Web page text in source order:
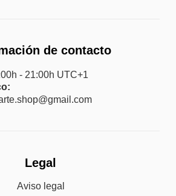
de contacto
- 21:00h UTC+1
Legal
Aviso legal